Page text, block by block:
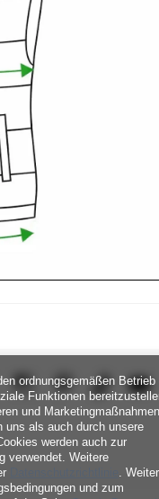
ordnungsgemäßen Betrieb
Funktionen
und Marketingmaßnahmen
uns als auch durch unsere
werden auch zur
verwendet. Weitere
.
und zum